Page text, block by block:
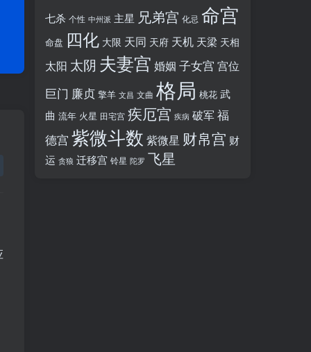
七杀 个性 中州派 主星 兄弟宫 化忌 命宫
命盘 四化 大限 天同 天府 天机 天梁 天相
太阳 太阴 夫妻宫 婚姻 子女宫 宫位
巨门 廉贞 擎羊 文昌 文曲 格局 桃花 武
曲 流年 火星 田宅宫 疾厄宫 疾病 破军福
德宫 紫微斗数 紫微星 财帛宫 财
运 贪狼 迁移宫 铃星 陀罗 飞星